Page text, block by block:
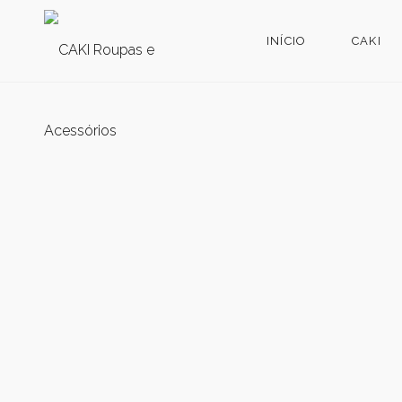
INÍCIO CAKI